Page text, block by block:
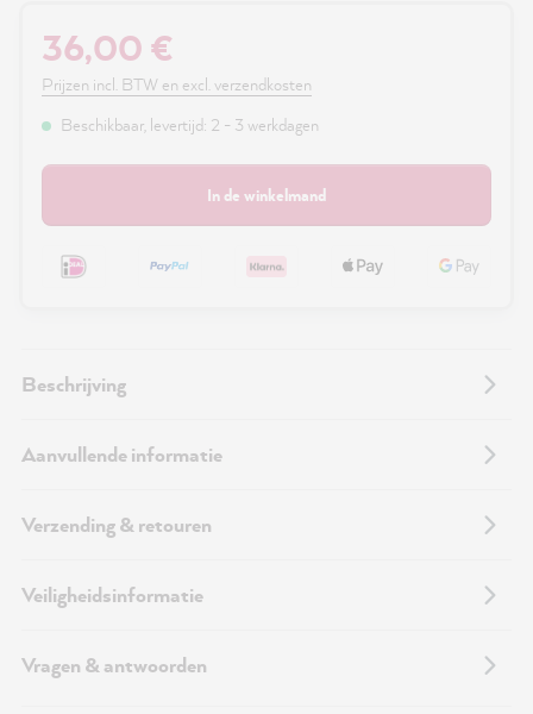
36,00 €
Prijzen incl. BTW en excl. verzendkosten
Beschikbaar, levertijd: 2 - 3 werkdagen
In de winkelmand
Beschrijving
Aanvullende informatie
Verzending & retouren
Veiligheidsinformatie
Vragen & antwoorden